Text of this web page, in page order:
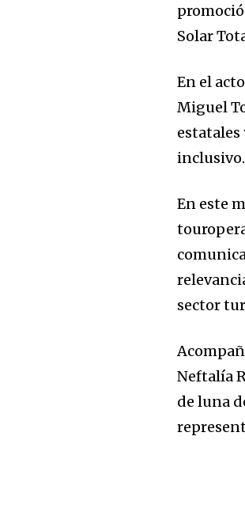
Solar
En el
Miguel
inclusivo.
En este
sector
Neftalía
de luna